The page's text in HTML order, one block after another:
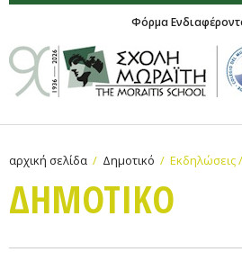
Φόρμα
αρχική σελίδα Δημοτικό Εκδηλώσεις
ΔΗΜΟΤΙΚΟ